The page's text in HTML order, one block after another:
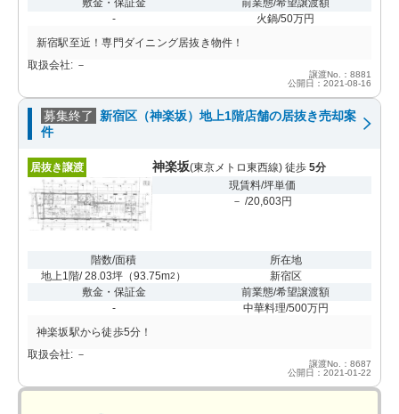
敷金・保証金
-
前業態/希望譲渡額
火鍋/50万円
新宿駅至近！専門ダイニング居抜き物件！
取扱会社: －
譲渡No.：8881
公開日：2021-08-16
募集終了
新宿区（神楽坂）地上1階店舗の居抜き売却案
件
居抜き譲渡 神楽坂(東京メトロ東西線) 徒歩 5分
現賃料/坪単価
－ /20,603円
階数/面積
地上1階/ 28.03坪 （93.75m2 ）
所在地
新宿区
敷金・保証金
-
前業態/希望譲渡額
中華料理/500万円
神楽坂駅から徒歩5分！
取扱会社: －
譲渡No.：8687
公開日：2021-01-22